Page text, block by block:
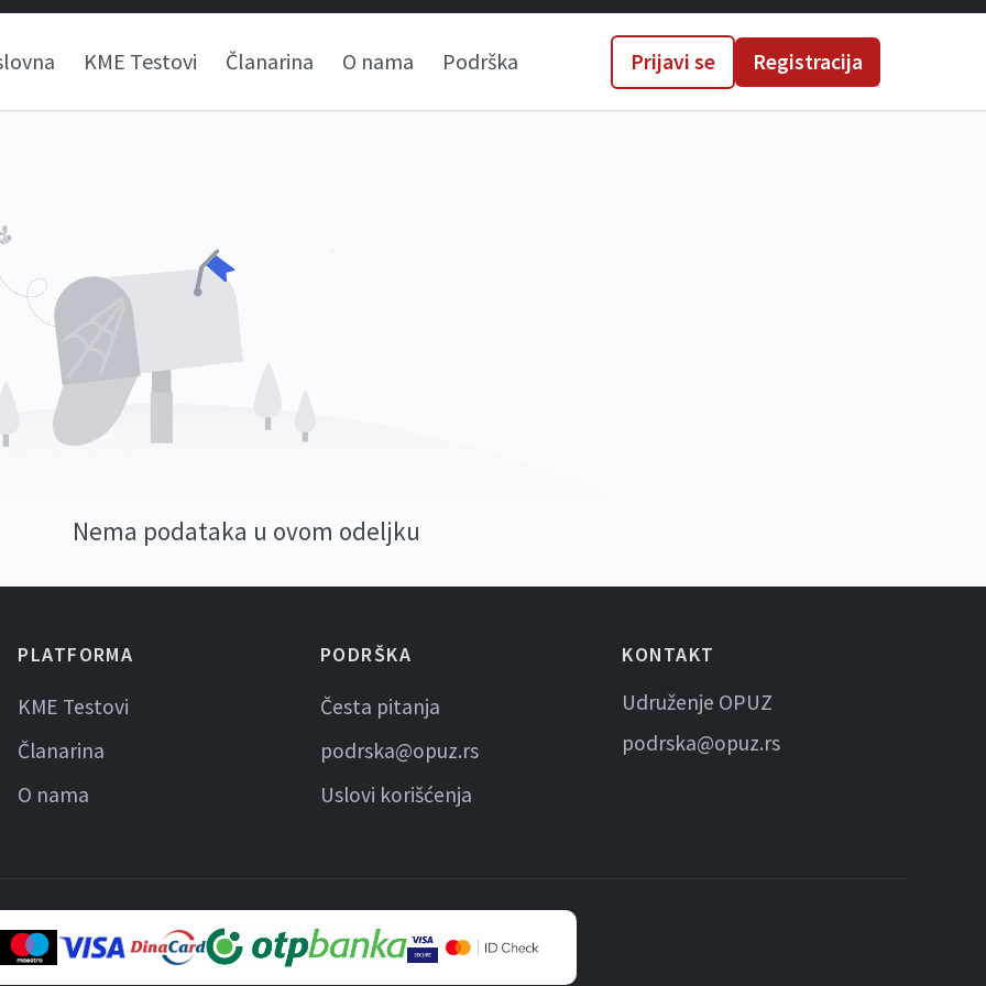
KME Testovi Članarina O nama Podrška Prijavi se Registracija
Nema podataka u ovom odeljku
PLATFORMA
KME Testovi
Članarina
O nama
PODRŠKA
Česta pitanja
podrska@opuz.rs
Uslovi korišćenja
KONTAKT
Udruženje OPUZ
podrska@opuz.rs